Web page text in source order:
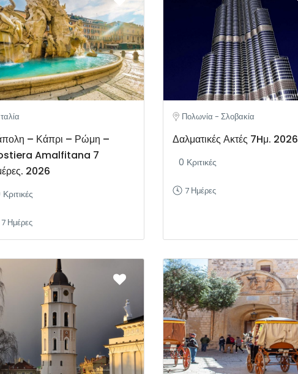
– Κάπρι – Ρώμη –
Amalfitana 7
2026
7 Ημέρες
Πολωνία - Σλοβακία
Δαλματικές Ακτές 7Hμ. 2026
0 Κριτικές
7 Ημέρες